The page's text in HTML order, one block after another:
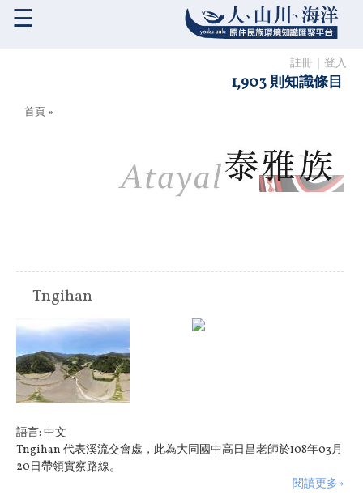
註冊 登入
1,903 則知識條目
☰
您在這裡
首頁 »
Tngihan
原住民族:泰雅族
語言: 中文
Tngihan 代表溪流交會處，此為大同國中高日昌老師於108年03月
20日帶領實察路線。
閱讀更多»